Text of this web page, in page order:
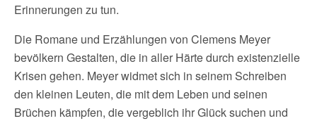
Erinnerungen zu tun.
Die Romane und Erzählungen von Clemens Meyer
bevölkern Gestalten, die in aller Härte durch existenzielle
Krisen gehen. Meyer widmet sich in seinem Schreiben
den kleinen Leuten, die mit dem Leben und seinen
Brüchen kämpfen, die vergeblich ihr Glück suchen und